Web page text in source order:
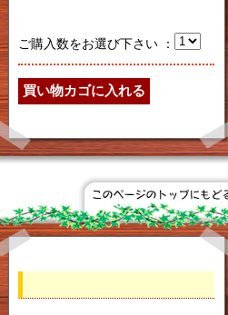
ご購入数をお選び下さい ：